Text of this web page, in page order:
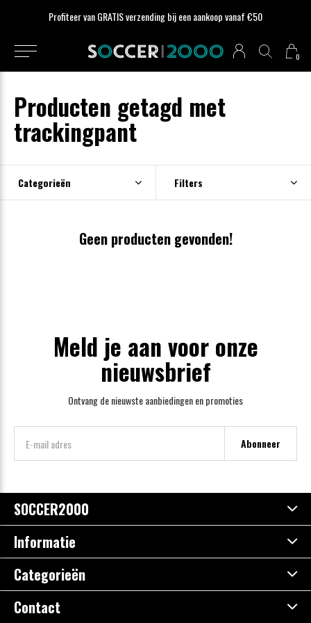
0
Profiteer van GRATIS verzending bij een aankoop vanaf €50
Producten getagd met
trackingpant
Categorieën Filters
Geen producten gevonden!
Meld je aan voor onze
nieuwsbrief
Ontvang de nieuwste aanbiedingen en promoties
Abonneer
SOCCER2000
Informatie
Categorieën
Contact